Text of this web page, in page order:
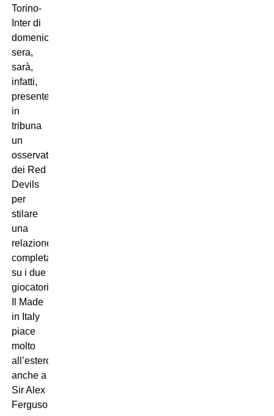
Torino-
Inter di
domenica
sera,
sarà,
infatti,
presente
in
tribuna
un
osservatore
dei Red
Devils
per
stilare
una
relazione
completa
su i due
giocatori.
Il Made
in Italy
piace
molto
all’estero,
anche a
Sir Alex
Ferguson.